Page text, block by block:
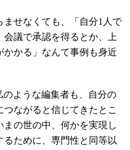
せなくても、「自分1人で
議で承認を得るとか、上
かる」なんて事例も身近
ような編集者も、自分の
ながると信じてきたとこ
の世の中、何かを実現し
ために、専門性と同等以